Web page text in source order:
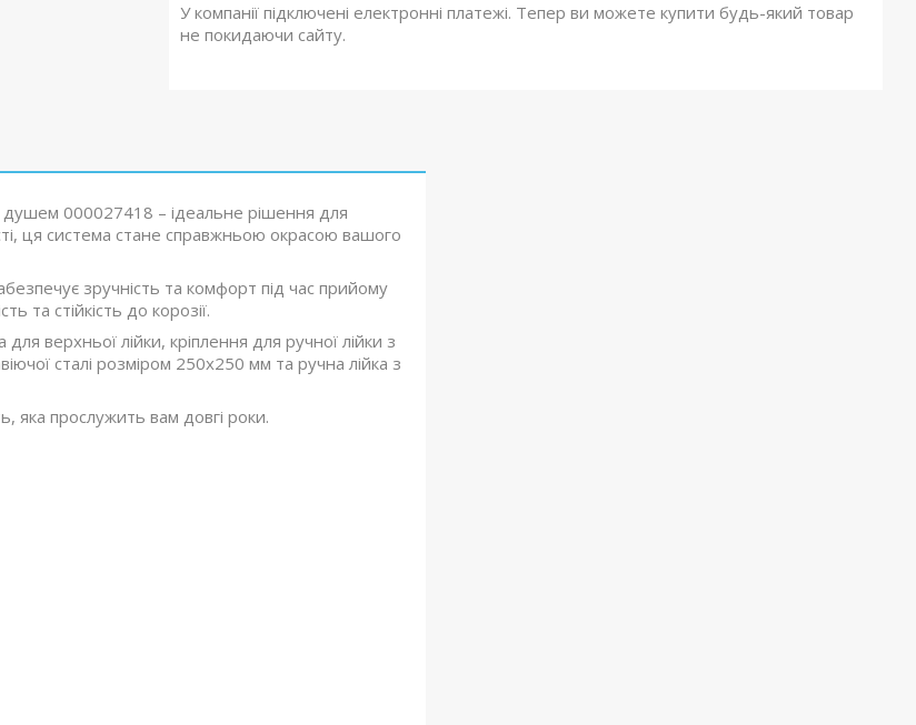
У компанії підключені електронні платежі. Тепер ви можете купити будь-який товар
не покидаючи сайту.
душем 000027418 – ідеальне рішення для
ця система стане справжньою окрасою вашого
зручність та комфорт під час прийому
та стійкість до корозії.
верхньої лійки, кріплення для ручної лійки з
сталі розміром 250x250 мм та ручна лійка з
яка прослужить вам довгі роки.